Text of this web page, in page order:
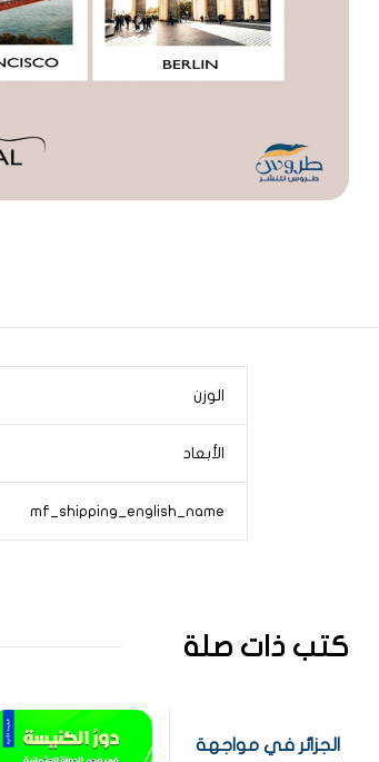
الوزن
الأبعاد
mf_shipping_english_name
كتب ذات صلة
الجزائر في مواجهة